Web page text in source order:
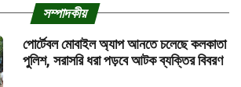
সম্পাদকীয়
পোর্টেবল মোবাইল অ্যাপ আনতে চলেছে কলকাতা
পুলিশ, সরাসরি ধরা পড়বে আটক ব্যক্তির বিবরণ